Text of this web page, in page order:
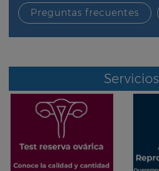
Preguntas frecuentes
Servicios